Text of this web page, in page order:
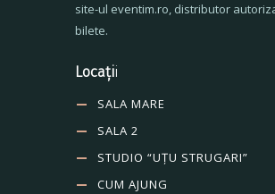
site-ul eventim.ro, distributor
bilete.
Locații
SALA MARE
SALA 2
STUDIO “UȚU STRUGARI”
CUM AJUNG